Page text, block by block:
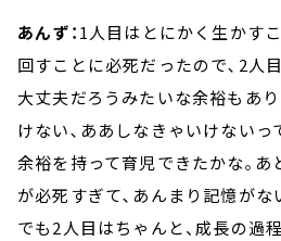
あんず：1人目はとにかく生かす
回すことに必死だったので､2人
大丈夫だろうみたいな余裕もあ
けない､ああしなきゃいけないっ
余裕を持って育児できたかな｡あ
が必死すぎて､あんまり記憶がな
でも2人目はちゃんと、成長の過